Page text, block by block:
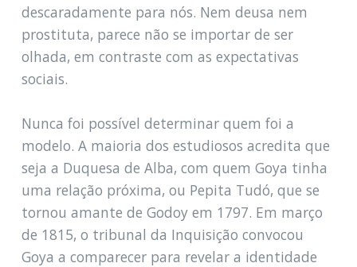
descaradamente para nós. Nem deusa nem
prostituta, parece não se importar de ser
olhada, em contraste com as expectativas
sociais.
Nunca foi possível determinar quem foi a
modelo. A maioria dos estudiosos acredita que
seja a Duquesa de Alba, com quem Goya tinha
uma relação próxima, ou Pepita Tudó, que se
tornou amante de Godoy em 1797. Em março
de 1815, o tribunal da Inquisição convocou
Goya a comparecer para revelar a identidade